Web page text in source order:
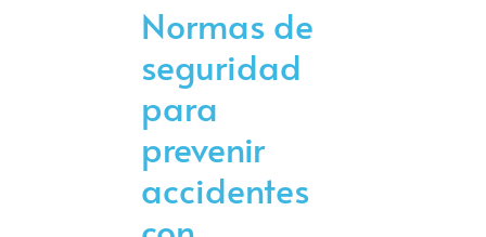
Normas de
seguridad
para
prevenir
accidentes